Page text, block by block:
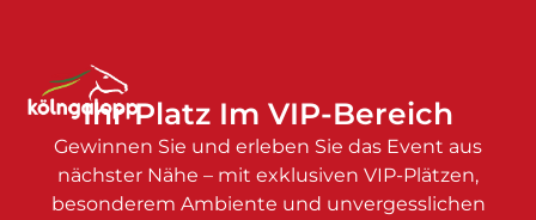
Ihr Platz Im VIP-Bereich
Gewinnen Sie und erleben Sie das Event aus
nächster Nähe – mit exklusiven VIP-Plätzen,
besonderem Ambiente und unvergesslichen